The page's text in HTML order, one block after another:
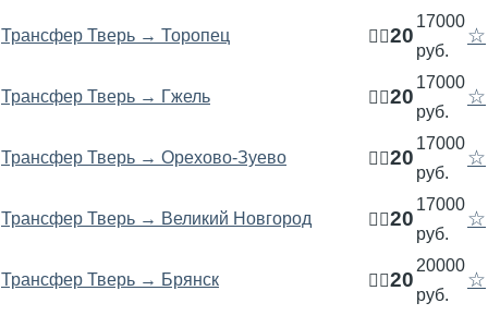
Трансфер Тверь → Торопец 🧍‍♂️20
17000
руб.
☆
Трансфер Тверь → Гжель 🧍‍♂️20
17000
руб.
☆
Трансфер Тверь → Орехово-Зуево 🧍‍♂️20
17000
руб.
☆
Трансфер Тверь → Великий Новгород 🧍‍♂️20
17000
руб.
☆
Трансфер Тверь → Брянск 🧍‍♂️20
20000
руб.
☆